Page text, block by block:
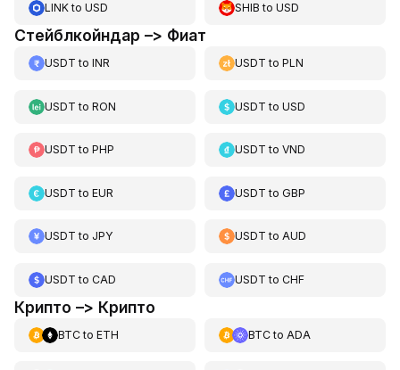
LINKto USD SHIB toUSD
Стейблкойндар –> Фиат
USDT to INR USDT toPLN
USDT to RON USDT toUSD
USDT to PHP USDT toVND
USDT to EUR USDT toGBP
USDT to JPY USDT toAUD
USDT to CAD USDT toCHF
Крипто –> Крипто
BTCto ETH BTCto ADA